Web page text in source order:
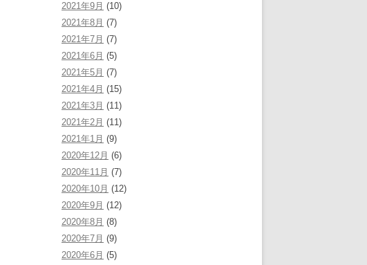
2021年9月 (10)
2021年8月 (7)
2021年7月 (7)
2021年6月 (5)
2021年5月 (7)
2021年4月 (15)
2021年3月 (11)
2021年2月 (11)
2021年1月 (9)
2020年12月 (6)
2020年11月 (7)
2020年10月 (12)
2020年9月 (12)
2020年8月 (8)
2020年7月 (9)
2020年6月 (5)